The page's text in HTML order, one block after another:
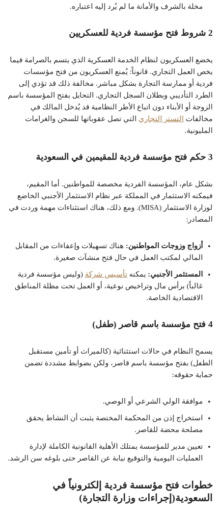
مخلة بالشرف والأمانة ما لم يُرد إليه اعتباره.
2 شروط فتح مؤسسة فردية للعسكريين
يخضع العسكريون لنظام الخدمة العسكرية الذي يتسم بالصرامة فيما
يخص العمل التجاري. قانوناً: يُمنع العسكريون من فتح مؤسسات
فردية أو ممارسة التجارة بشكل مباشر. مخالفة ذلك قد تؤدي إلى
الطرد التأديبي وبطلان السجل التجاري. التحايل بفتح المؤسسة باسم
الزوجة أو الأبناء دون اتباع الأطر النظامية قد يُدخل المالك في
مخالفات
التستر التجاري التي تصل عقوباتها للسجن والغرامات
المليونية.
3 حكم فتح مؤسسة فردية للمقيمين في السعودية
بشكل عام، المؤسسة الفردية مخصصة للمواطنين. أما المقيم،
فيمكنه الاستثمار في المملكة عبر نظام الاستثمار الأجنبي الخاضع
لوزارة الاستثمار (MISA). ومع ذلك، هناك استثناءات مهمة وردت في
المصادر:
أزواج وزوجات المواطنين: هناك تسهيلات وإعفاءات من المقابل
المالي لمكتب العمل في حال فتح منشآت صغيرة.
المستثمر الأجنبي: يمكنه تأسيس شركة (وليس مؤسسة فردية
غالباً) برأس مال وتراخيص نوعية، أو العمل تحت مظلة المناطق
الاقتصادية الخاصة.
4 فتح مؤسسة باسم قاصر (طفل)
يسمح النظام في حالات استثنائية (كالميراث أو تأمين مستقبل
الطفل) بفتح مؤسسة باسم قاصر، ولكن بضوابط مشددة تضمن
حماية حقوقه:
موافقة الولي الشرعي أو الوصي.
استخراج إذن من المحكمة المختصة يثبت أن النشاط يحقق
مصلحة محضة للقاصر.
تعيين مدير للمؤسسة يمتلك الأهلية القانونية الكاملة لإدارة
العمليات اليومية والتوقيع نيابة عن القاصر حتى بلوغه سن الرشد.
خطوات فتح مؤسسة فردية إلكترونياً في
السعودية(إجراءات وزارة التجارة)